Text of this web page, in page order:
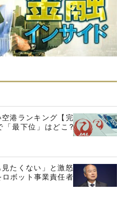
港ランキング【完
「最下位」はどこ?
たくない」と激怒
ロボット事業責任者